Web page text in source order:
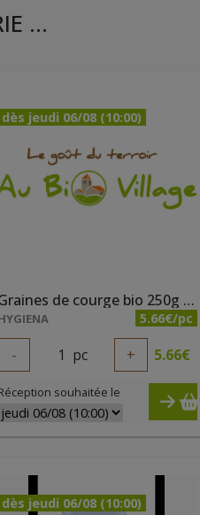
...
dès jeudi 06/08 (10:00)
Graines de courge bio 250g Hygiena
5.66€/pc
- 1 pc + 5.66€
souhaitée le
dès jeudi 06/08 (10:00)